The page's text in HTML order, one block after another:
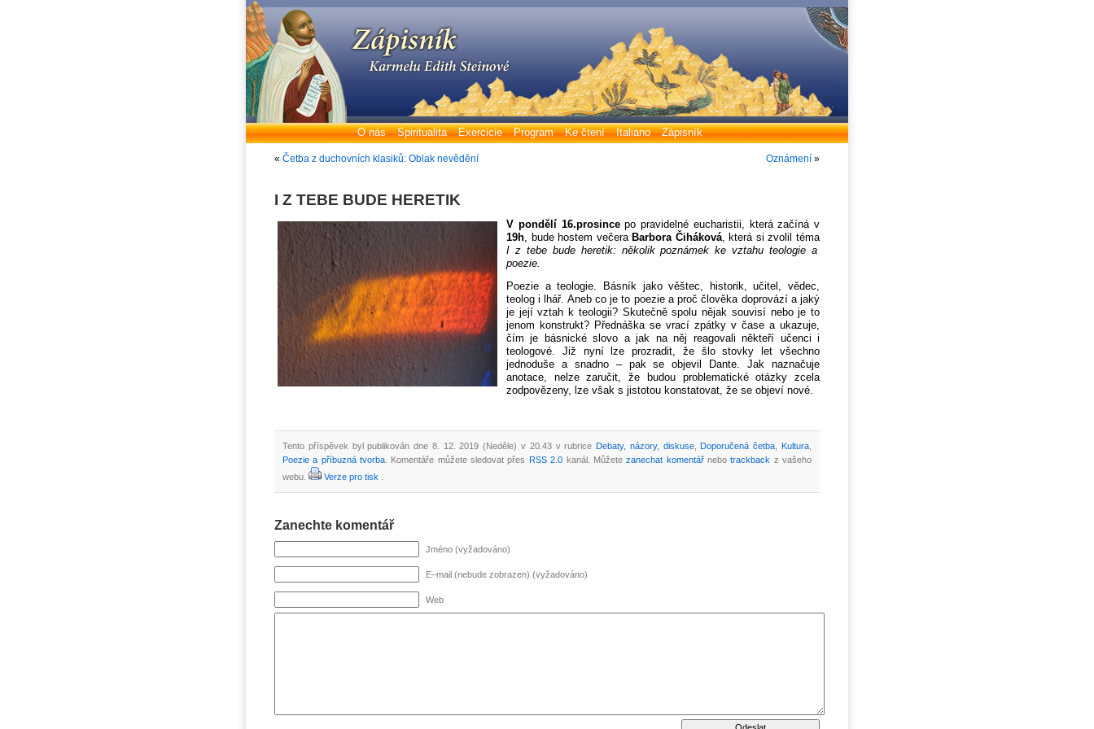
O nás Spiritualita Exercicie Program Ke čtení Italiano Zápisník
« Četba z duchovních klasiků: Oblak nevědění Oznámení »
I Z TEBE BUDE HERETIK
V pondělí 16.prosincepo pravidelné eucharistii, která začíná v
19h , bude hostem večera Barbora Čiháková, která si zvolil téma
I z tebe bude heretik: několik poznámek ke vztahu teologie a
poezie.
Poezie a teologie. Básník jako věštec, historik, učitel, vědec,
teolog i lhář. Aneb co je to poezie a proč člověka doprovází a jaký
je její vztah k teologii? Skutečně spolu nějak souvisí nebo je to
jenom konstrukt? Přednáška se vrací zpátky v čase a ukazuje,
čím je básnické slovo a jak na něj reagovali někteří učenci i
teologové. Již nyní lze prozradit, že šlo stovky let všechno
jednoduše a snadno – pak se objevil Dante. Jak naznačuje
anotace, nelze zaručit, že budou problematické otázky zcela
zodpovězeny, lze však s jistotou konstatovat, že se objeví nové.
Tento příspěvek byl publikován dne 8. 12. 2019 (Neděle) v 20.43 v rubrice Debaty, názory, diskuse, Doporučená četba Kultura
Poezie a příbuzná tvorba . Komentáře můžete sledovat přes RSS 2.0 kanál. Můžetezanechat komentářnebotrackback z vašeho
webu.
Verze pro tisk
Zanechte komentář
Jméno (vyžadováno)
E–mail (nebude zobrazen) (vyžadováno)
Web